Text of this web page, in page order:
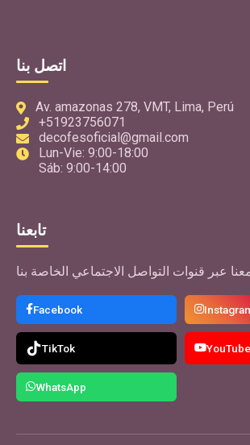
اتصل بنا
Av. amazonas 278, VMT, Lima, Perú
+51923756071
decofesoficial@gmail.com
Lun-Vie: 9:00-18:00
Sáb: 9:00-14:00
تابعنا
Facebook
TikTok YouTube
WhatsApp